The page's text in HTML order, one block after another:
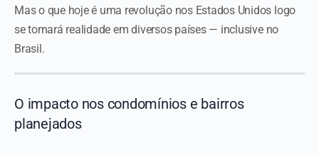
Mas o que hoje é uma revolução nos Estados Unidos logo
se tornará realidade em diversos países — inclusive no
Brasil.
O impacto nos condomínios e bairros
planejados